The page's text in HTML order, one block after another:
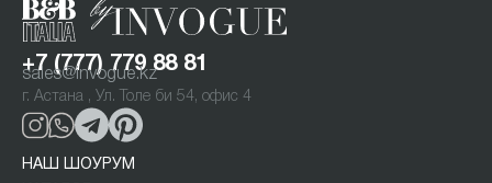
+7 (777) 779 88 81
sales@invogue.kz
г. Астана , Ул. Толе би 54, офис 4
НАШ ШОУРУМ